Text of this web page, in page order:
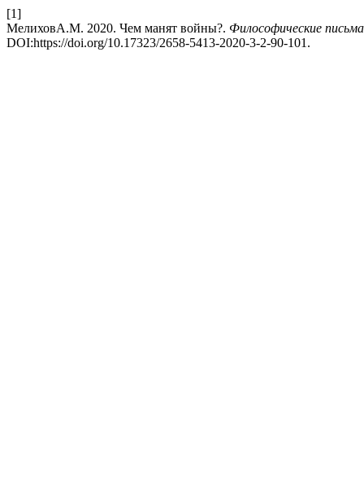
[1]
МелиховА.М. 2020. Чем манят войны?. Философические
DOI:https://doi.org/10.17323/2658-5413-2020-3-2-90-101.